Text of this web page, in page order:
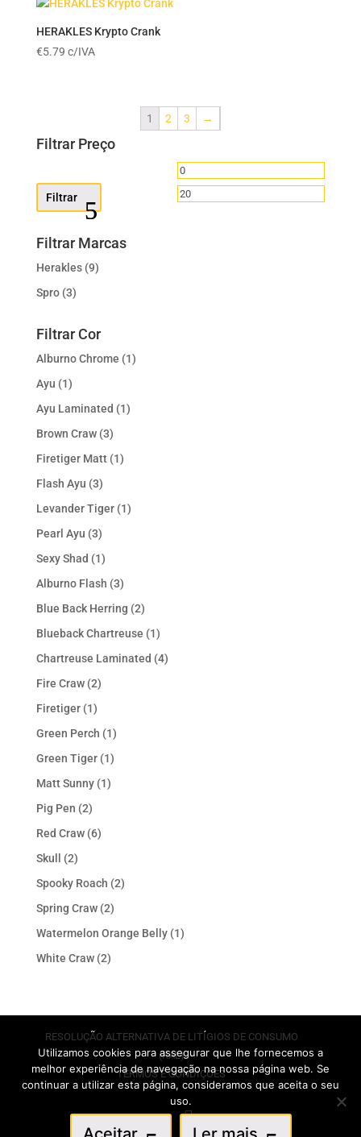
HERAKLES Krypto Crank
€5.79 c/IVA
1 2 3 →
Filtrar Preço
Preço
mínimo
Filtrar
Filtrar Marcas
Herakles (9)
Spro (3)
Filtrar Cor
Alburno Chrome (1)
Ayu (1)
Ayu Laminated (1)
Brown Craw (3)
Firetiger Matt (1)
Flash Ayu (3)
Levander Tiger (1)
Pearl Ayu (3)
Sexy Shad (1)
Alburno Flash (3)
Blue Back Herring (2)
Blueback Chartreuse (1)
Chartreuse Laminated (4)
Fire Craw (2)
Firetiger (1)
Green Perch (1)
Green Tiger (1)
Matt Sunny (1)
Pig Pen (2)
Red Craw (6)
Skull
(2)
Spooky Roach (2)
Spring Craw (2)
Watermelon Orange Belly (1)
White Craw (2)
RESOLUÇÃO ALTERNATIVA DE LITÍGIOS DE CONSUMO
(RAL)
TERMOS E CONDIÇÕES
Utilizamos cookies para assegurar que lhe fornecemos a
melhor experiência de navegação na nossa página web. Se
continuar a utilizar esta página, consideramos que aceita o seu
uso.